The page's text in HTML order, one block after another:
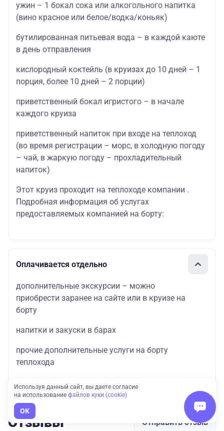
ужин – 1 бокал сока или алкогольного напитка
(вино красное или белое/водка/коньяк)
бутилированная питьевая вода – в каждой каюте
в день отправления
кислородный коктейль (в круизах до 10 дней – 1
порция, более 10 дней – 2 порции)
приветственный бокал игристого – в начале
каждого круиза
приветственный напиток при входе на теплоход
(во время регистрации – морс, в холодную погоду
– чай, в жаркую погоду – прохладительный
напиток)
Этот круиз проходит на теплоходе компании .
Подробная информация об услугах
предоставляемых компанией на борту:
Оплачивается отдельно
дополнительные экскурсии – можно
приобрести заранее на сайте или в круизе на
борту
напитки и закуски в барах
прочие дополнительные услуги на борту
теплохода
Отзывы Отправить отзыв
Используя данный сайт, вы даете согласие
на использование файлов куки (cookie)
OK